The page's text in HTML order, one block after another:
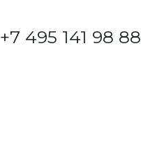
+7 495 141 98 88